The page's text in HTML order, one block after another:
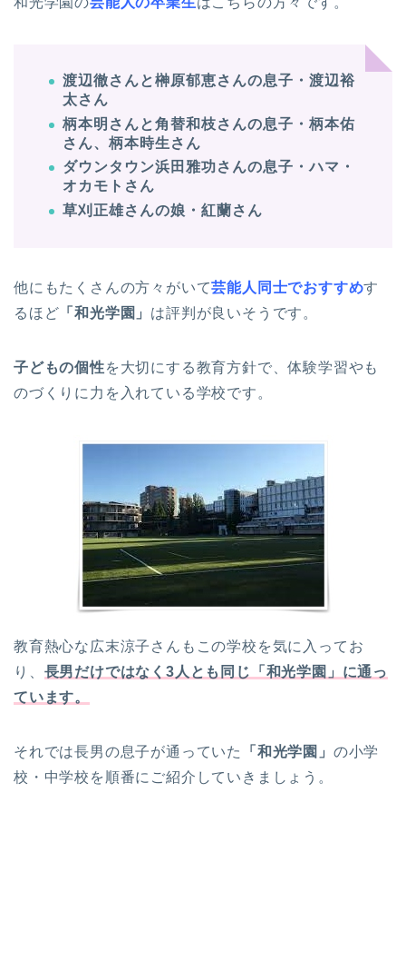
渡辺徹さんと榊原郁恵さんの息子・渡辺裕
太さん
柄本明さんと角替和枝さんの息子・柄本佑
さん、柄本時生さん
ダウンタウン浜田雅功さんの息子・ハマ・
オカモトさん
草刈正雄さんの娘・紅蘭さん
他にもたくさんの方々がいて芸能人同士でおすすめす
るほど 「和光学園」 は評判が良いそうです。
子どもの個性を大切にする教育方針で、体験学習やも
のづくりに力を入れている学校です。
教育熱心な広末涼子さんもこの学校を気に入ってお
り、 長男だけではなく3人とも同じ「和光学園」に通っ
ています。
それでは長男の息子が通っていた 「和光学園」 の小学
校・中学校を順番にご紹介していきましょう。